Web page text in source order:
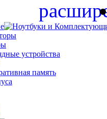
устройства
память